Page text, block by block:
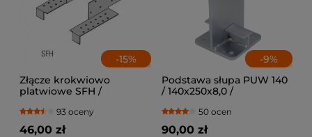
-15%
Złącze krokwiowo
platwiowe SFH /
93 oceny
46,00 zł
-9%
Podstawa słupa PUW 140
/ 140x250x8,0 /
50 ocen
90,00 zł